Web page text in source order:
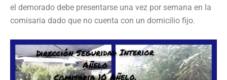
el demorado debe presentarse una vez por semana en la
comisaria dado que no cuenta con un domicilio fijo.